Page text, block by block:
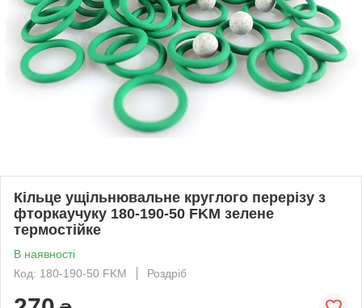
Кільце ущільнювальне круглого перерізу з
фторкаучуку 180-190-50 FKM зелене
термостійке
В наявності
Код: 180-190-50 FKM
Роздріб